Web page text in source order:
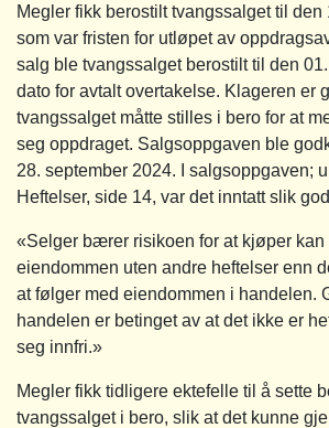
Megler fikk berostilt tvangssalget til den
som var fristen for utløpet av
salg ble tvangssalget berostilt til den
dato for avtalt overtakelse. Klageren er
tvangssalget måtte stilles i bero for at
seg oppdraget. Salgsoppgaven ble
28. september 2024. I salgsoppgaven;
Heftelser, side 14, var det inntatt slik
«Selger bærer risikoen for at kjøper kan
eiendommen uten andre heftelser enn
at følger med eiendommen i handelen.
handelen er betinget av at det ikke er
seg innfri.»
Megler fikk tidligere ektefelle til å sette
tvangssalget i bero, slik at det kunne